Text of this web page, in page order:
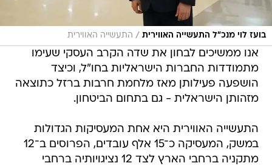
בועז לוי מנכ"ל התעשייה האווירית / התעשייה האווירית
אנו ממשיכים לבחון את שדה הקרב העסקי שעימו
מתמודדות החברות הישראליות בחו"ל, וכיצד
הושפעה פעילותן מאז מלחמת חרבות ברזל כתוצאה
מזהותן הישראלית - גם בתחום הביטחון.
התעשייה האווירית היא אחת המעסיקות הגדולות
במשק, המעסיקה כ־15 אלף עובדים, הפרוסים ב־12
מתקניה ברחבי הארץ לצד 12 נציגויותיה ברחבי